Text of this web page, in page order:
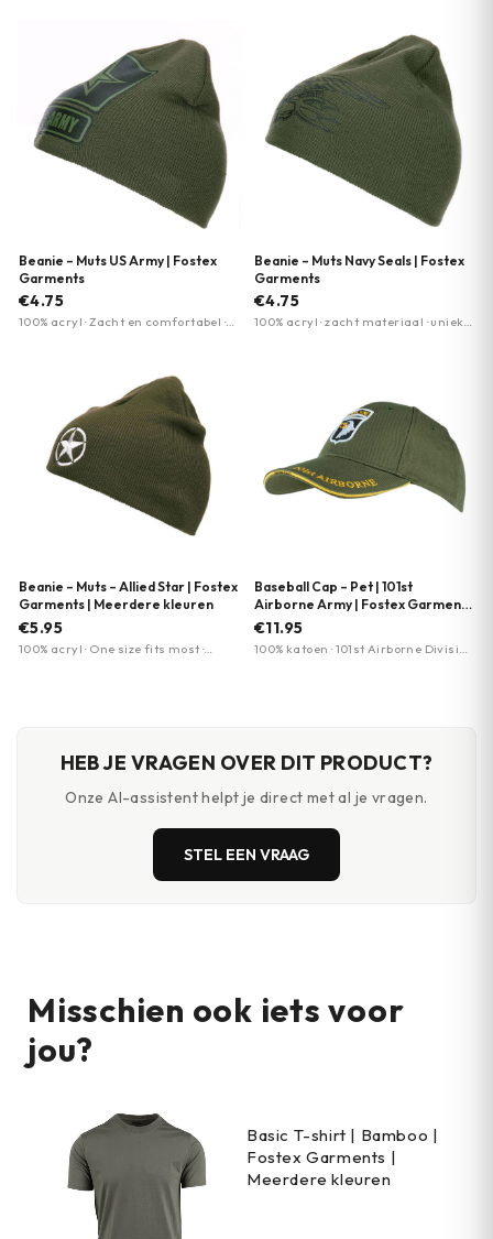
Beanie – Muts US Army | Fostex
Garments
€4.75
100% acryl · Zacht en comfortabel ·
Beanie – Muts Navy Seals | Fostex
Garments
€4.75
100% acryl · zacht materiaal · unieke
Beanie – Muts – Allied Star | Fostex
Garments | Meerdere kleuren
€5.95
100% acryl · One size fits most ·
Baseball Cap – Pet | 101st
Airborne Army | Fostex Garments
| Meerdere kleuren
€11.95
100% katoen · 101st Airborne Division
HEB JE VRAGEN OVER DIT PRODUCT?
Onze AI-assistent helpt je direct met al je vragen.
STEL EEN VRAAG
Misschien ook iets voor
jou?
Basic T-shirt | Bamboo |
Fostex Garments |
Meerdere kleuren